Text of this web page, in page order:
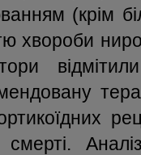
(крім
хвороби
смерті.